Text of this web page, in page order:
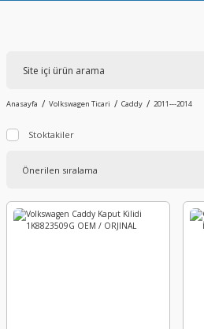
Anasayfa Volkswagen Ticari Caddy 2011---2014
Stoktakiler